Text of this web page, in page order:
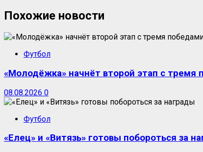
Похожие новости
Футбол
«Молодёжка» начнёт второй этап с тремя
08.08.2026 0
Футбол
«Елец» и «Витязь» готовы побороться за